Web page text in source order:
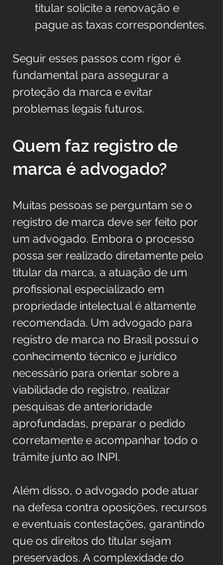
titular solicite a renovação e
pague as taxas correspondentes.
Seguir esses passos com rigor é
fundamental para assegurar a
proteção da marca e evitar
problemas legais futuros.
Quem faz registro de
marca é advogado?
Muitas pessoas se perguntam se o
registro de marca deve ser feito por
um advogado. Embora o processo
possa ser realizado diretamente pelo
titular da marca, a atuação de um
profissional especializado em
propriedade intelectual é altamente
recomendada. Um advogado para
registro de marca no Brasil possui o
conhecimento técnico e jurídico
necessário para orientar sobre a
viabilidade do registro, realizar
pesquisas de anterioridade
aprofundadas, preparar o pedido
corretamente e acompanhar todo o
trâmite junto ao INPI.
Além disso, o advogado pode atuar
na defesa contra oposições, recursos
e eventuais contestações, garantindo
que os direitos do titular sejam
preservados. A complexidade do